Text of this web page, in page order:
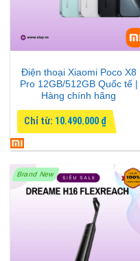
Điện thoại Xiaomi Poco X8
Pro 12GB/512GB Quốc tế |
Hàng chính hãng
Chỉ từ: 10.490.000 ₫
Brand New